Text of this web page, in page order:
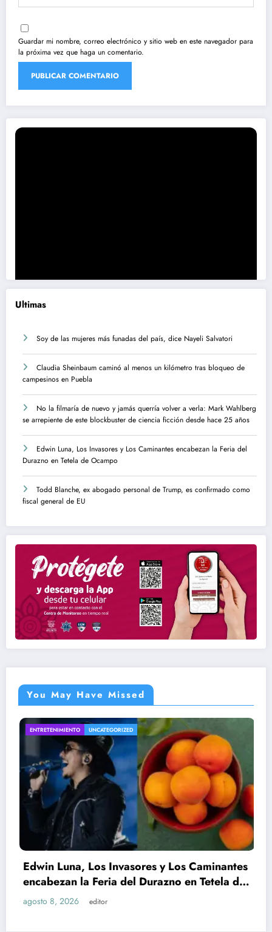
Guardar mi nombre, correo electrónico y sitio web en este navegador para
la próxima vez que haga un comentario.
Ultimas
Soy de las mujeres más funadas del país, dice Nayeli Salvatori
Claudia Sheinbaum caminó al menos un kilómetro tras bloqueo de
campesinos en Puebla
No la filmaría de nuevo y jamás querría volver a verla: Mark Wahlberg
se arrepiente de este blockbuster de ciencia ficción desde hace 25 años
Edwin Luna, Los Invasores y Los Caminantes encabezan la Feria del
Durazno en Tetela de Ocampo
Todd Blanche, ex abogado personal de Trump, es confirmado como
fiscal general de EU
You May Have Missed
y Los Caminantes
del Durazno en Tetela de
INTERNACIONAL
agosto 8, 2026 editor